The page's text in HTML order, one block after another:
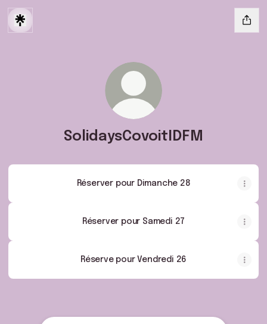
SolidaysCovoitIDFM
Réserver pour Dimanche 28
Réserver pour Samedi 27
Réserve pour Vendredi 26